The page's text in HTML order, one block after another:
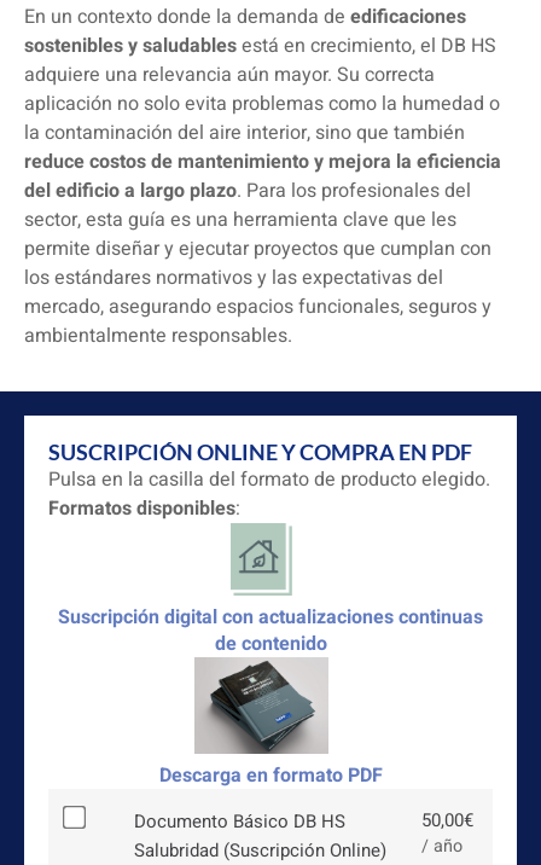
En un contexto donde la demanda de edificaciones
sostenibles y saludablesestá en crecimiento, el DB HS
adquiere una relevancia aún mayor. Su correcta
aplicación no solo evita problemas como la humedad o
la contaminación del aire interior, sino que también
reduce costos de mantenimiento y mejora la eficiencia
del edificio a largo plazo. Para los profesionales del
sector, esta guía es una herramienta clave que les
permite diseñar y ejecutar proyectos que cumplan con
los estándares normativos y las expectativas del
mercado, asegurando espacios funcionales, seguros y
ambientalmente responsables.
SUSCRIPCIÓN ONLINE Y COMPRA EN PDF
Pulsa en la casilla del formato de producto elegido.
Formatos disponibles:
Suscripción digital con actualizaciones continuas
de contenido
Descarga en formato PDF
Documento Básico DB HS
Salubridad (Suscripción Online)
50,00€
/ año